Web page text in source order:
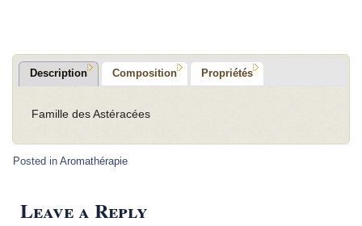
Description Composition Propriétés
Famille des Astéracées
Posted in Aromathérapie
Leave a Reply